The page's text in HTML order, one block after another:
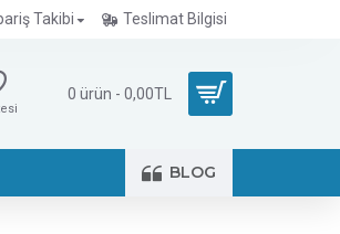
Takibi Teslimat Bilgisi
0 ürün - 0,00TL
BLOG